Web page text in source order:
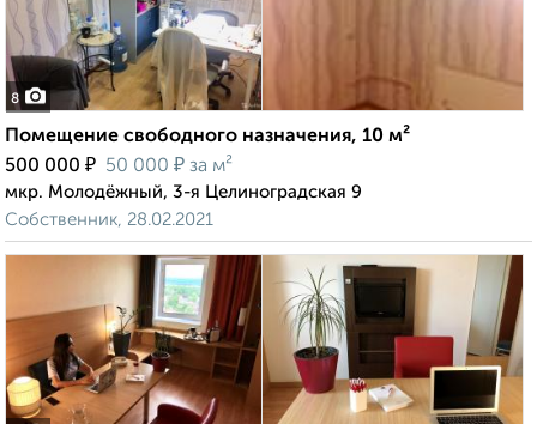
8
Помещение свободного назначения, 10 м²
500 000 ₽ 50 000 ₽ за м²
мкр. Молодёжный, 3-я Целиноградская 9
Собственник, 28.02.2021